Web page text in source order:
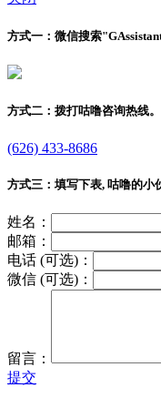
方式一： 微信搜索"
方式二： 拨打咕噜咨询热线。
(626) 433-8686
方式三： 填写下表, 咕噜的小
姓名：
邮箱：
电话 (可选)：
微信 (可选)：
留言：
提交